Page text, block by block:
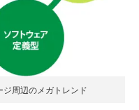
周辺のメガトレンド